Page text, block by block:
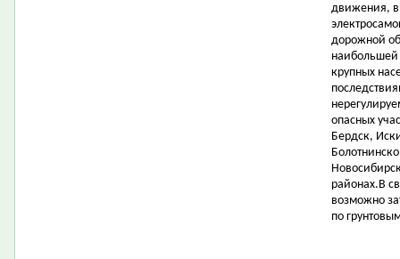
движения, в
дорожной
наибольшей
крупных
опасных
Бердск,
районах.В
возможно
по